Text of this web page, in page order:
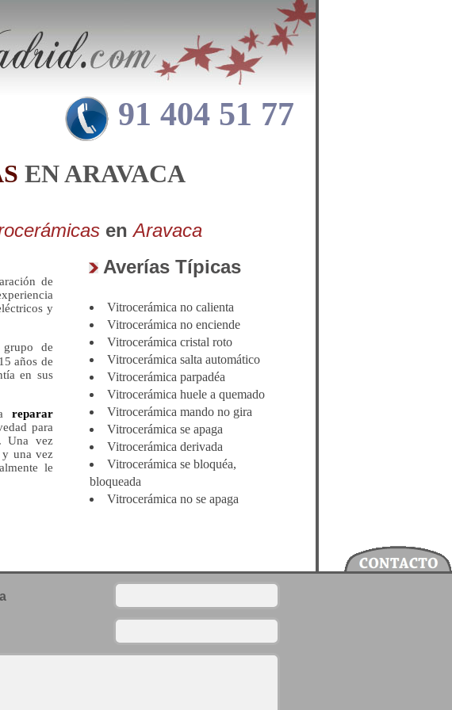
91 404 51 77
EN ARAVACA
enAravaca
de
y
de
años de
en sus
reparar
para
Una vez
y una vez
le
Averías Típicas
Vitrocerámica no calienta
Vitrocerámica no enciende
Vitrocerámica cristal roto
Vitrocerámica salta automático
Vitrocerámica parpadéa
Vitrocerámica huele a quemado
Vitrocerámica mando no gira
Vitrocerámica se apaga
Vitrocerámica derivada
Vitrocerámica se bloquéa,
bloqueada
Vitrocerámica no se apaga